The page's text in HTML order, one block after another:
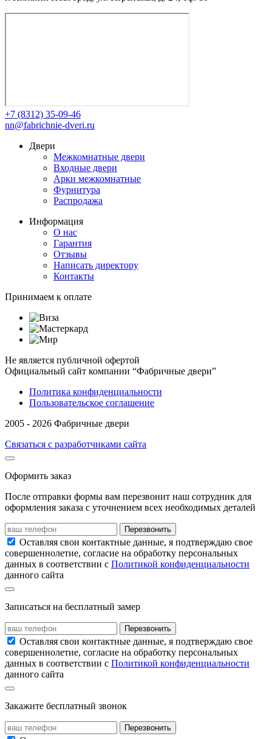
+7 (8312) 35-09-46
nn@fabrichnie-dveri.ru
Двери
Межкомнатные двери
Входные двери
Арки межкомнатные
Фурнитура
Распродажа
Информация
О нас
Гарантия
Отзывы
Написать директору
Контакты
Принимаем к оплате
Не является публичной офертой
Официальный сайт компании “Фабричные двери”
Политика конфиденциальности
Пользовательское соглашение
2005 - 2026 Фабричные двери
Связаться с разработчиками сайта
Оформить заказ
После отправки формы вам перезвонит наш сотрудник для
оформления заказа с уточнением всех необходимых деталей
Перезвонить
Оставляя свои контактные данные, я подтверждаю свое
совершеннолетие, согласие на обработку персональных
данных в соответствии с Политикой конфиденциальности
данного сайта
Записаться на бесплатный замер
Перезвонить
Оставляя свои контактные данные, я подтверждаю свое
совершеннолетие, согласие на обработку персональных
данных в соответствии с Политикой конфиденциальности
данного сайта
Закажите бесплатный звонок
Перезвонить